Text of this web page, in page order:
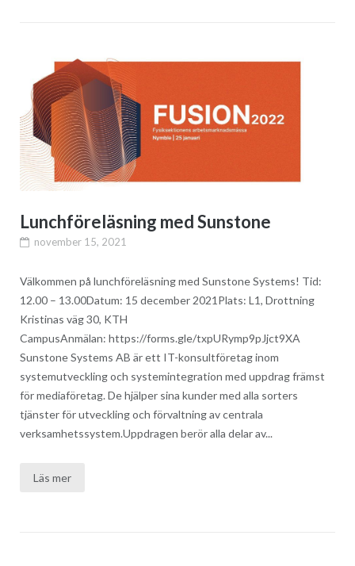
Lunchföreläsning med Sunstone
november 15, 2021
Välkommen på lunchföreläsning med Sunstone Systems! Tid:
12.00 – 13.00Datum: 15 december 2021Plats: L1, Drottning
Kristinas väg 30, KTH
CampusAnmälan: https://forms.gle/txpURymp9pJjct9XA
Sunstone Systems AB är ett IT-konsultföretag inom
systemutveckling och systemintegration med uppdrag främst
för mediaföretag. De hjälper sina kunder med alla sorters
tjänster för utveckling och förvaltning av centrala
verksamhetssystem.Uppdragen berör alla delar av...
Läs mer